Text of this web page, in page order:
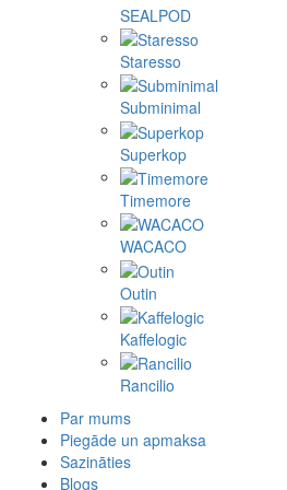
SEALPOD
Staresso
Subminimal
Superkop
Timemore
WACACO
Outin
Kaffelogic
Rancilio
Par mums
Piegāde un apmaksa
Sazināties
Blogs